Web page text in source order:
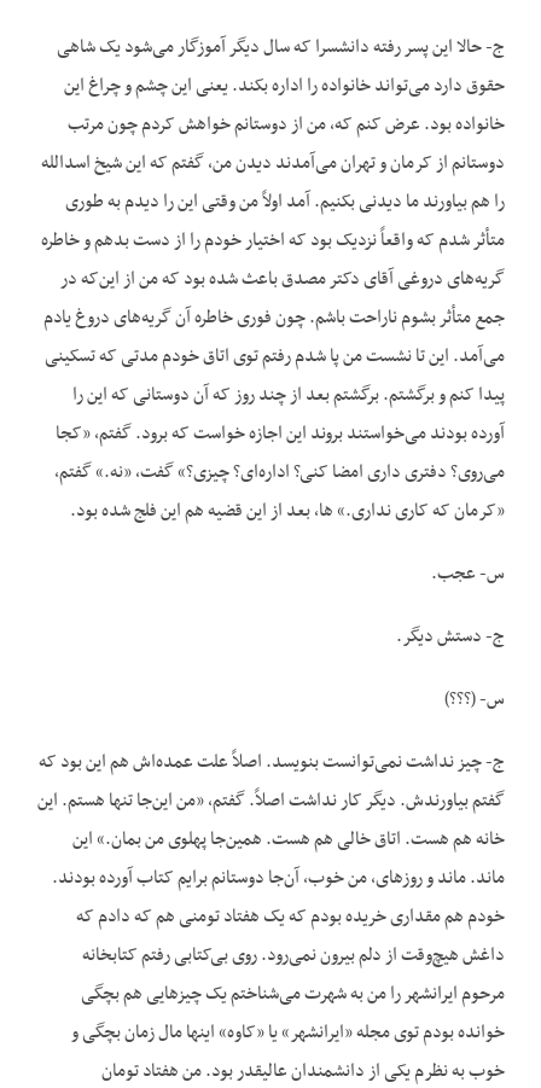
ج- حالا این پسر رفته دانشسرا که سال دیگر آموزگار می‌شود یک شاهی
حقوق دارد می‌تواند خانواده را اداره بکند. یعنی این چشم و چراغ این
خانواده بود. عرض کنم که، من از دوستانم خواهش کردم چون مرتب
دوستانم از کرمان و تهران می‌آمدند دیدن من، گفتم که این شیخ اسدالله
را هم بیاورند ما دیدنی بکنیم. آمد اولاً من وقتی این را دیدم به طوری
متأثر شدم که واقعاً نزدیک بود که اختیار خودم را از دست بدهم و خاطره
گریه‌های دروغی آقای دکتر مصدق باعث شده بود که من از این‌که در
جمع متأثر بشوم ناراحت باشم. چون فوری خاطره آن گریه‌های دروغ یادم
می‌آمد. این تا نشست من پا شدم رفتم توی اتاق خودم مدتی که تسکینی
پیدا کنم و برگشتم. برگشتم بعد از چند روز که آن دوستانی که این را
آورده بودند می‌خواستند بروند این اجازه خواست که برود. گفتم، «کجا
می‌روی؟ دفتری داری امضا کنی؟ اداره‌ای؟ چیزی؟» گفت، «نه.» گفتم،
«کرمان که کاری نداری.» ها، بعد از این قضیه هم این فلج شده بود.
س- عجب.
ج- دستش دیگر.
س- (؟؟؟)
ج- چیز نداشت نمی‌توانست بنویسد. اصلاً علت عمده‌اش هم این بود که
گفتم بیاورندش. دیگر کار نداشت اصلاً. گفتم، «من این‌جا تنها هستم. این
خانه هم هست. اتاق خالی هم هست. همین‌جا پهلوی من بمان.» این
ماند. ماند و روزهای، من خوب، آن‌جا دوستانم برایم کتاب آورده بودند.
خودم هم مقداری خریده بودم که یک هفتاد تومنی هم که دادم که
داغش هیچ‌وقت از دلم بیرون نمی‌رود. روی بی‌کتابی رفتم کتابخانه
مرحوم ایرانشهر را من به شهرت می‌شناختم یک چیزهایی هم بچگی
خوانده بودم توی مجله «ایرانشهر» یا «کاوه» اینها مال زمان بچگی و
خوب به نظرم یکی از دانشمندان عالیقدر بود. من هفتاد تومان